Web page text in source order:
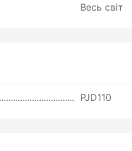
Весь світ
PJD110